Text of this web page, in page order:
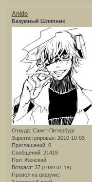
Anido
Безумный Шляпник
Откуда: Санкт-Петербург
Зарегистрирован: 2010-10-03
Приглашений: 0
Сообщений: 21419
Пол: Женский
Возраст: 37 [1989-01-18]
Провел на форуме: